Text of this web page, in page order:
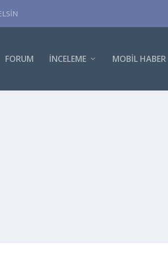
FORUM İNCELEME MOBIL HABER